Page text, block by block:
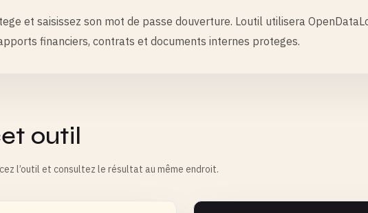
et saisissez son mot de passe douverture. Loutil utilisera
financiers, contrats et documents internes proteges.
outil
l’outil et consultez le résultat au même endroit.